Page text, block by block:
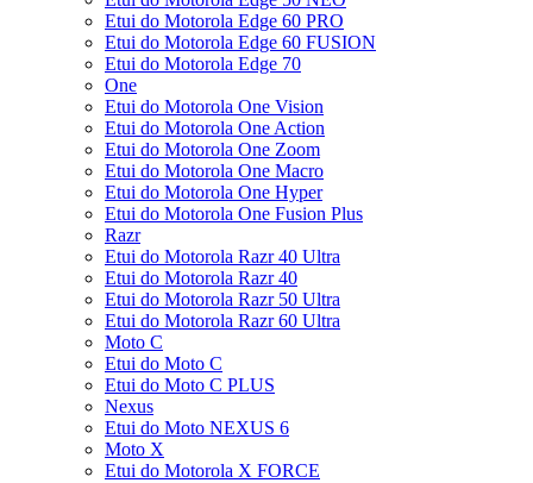
Etui do Motorola Edge 60 PRO
Etui do Motorola Edge 60 FUSION
Etui do Motorola Edge 70
One
Etui do Motorola One Vision
Etui do Motorola One Action
Etui do Motorola One Zoom
Etui do Motorola One Macro
Etui do Motorola One Hyper
Etui do Motorola One Fusion Plus
Razr
Etui do Motorola Razr 40 Ultra
Etui do Motorola Razr 40
Etui do Motorola Razr 50 Ultra
Etui do Motorola Razr 60 Ultra
Moto C
Etui do Moto C
Etui do Moto C PLUS
Nexus
Etui do Moto NEXUS 6
Moto X
Etui do Motorola X FORCE